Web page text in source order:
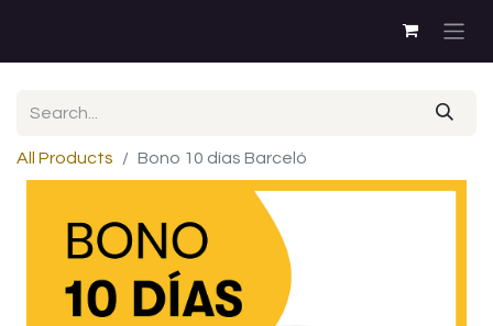
All Products Bono 10 días Barceló